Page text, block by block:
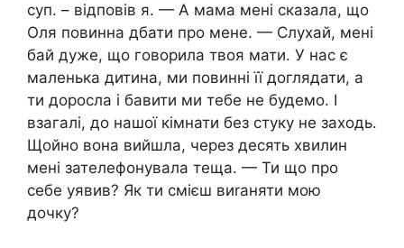
суп. – відповів я. — А мама мені сказала, що
Оля повинна дбати про мене. — Слухай, мені
бай дуже, що говорила твоя мати. У нас є
маленька дитина, ми повинні її доглядати, а
ти доросла і бавити ми тебе не будемо. І
взагалі, до нашої кімнати без стуку не заходь.
Щойно вона вийшла, через десять хвилин
мені зателефонувала теща. — Ти що про
себе уявив? Як ти смієш виrаняти мою
дочку?